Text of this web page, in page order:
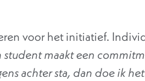
voor het initiatief.
studentmaakt een
achter sta, dan doe ik